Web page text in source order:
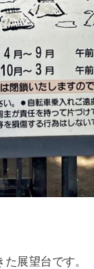
展望台です。